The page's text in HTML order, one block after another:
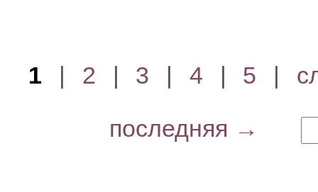
1 2 3 4 5
последняя →